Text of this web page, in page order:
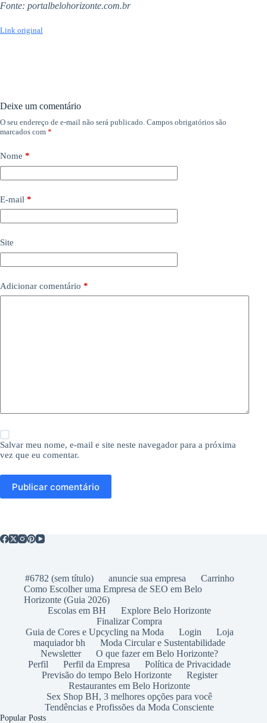
Fonte: portalbelohorizonte.com.br
Link original
Deixe um comentário
O seu endereço de e-mail não será publicado. Campos obrigatórios são
marcados com *
Nome *
E-mail *
Site
Adicionar comentário *
Salvar meu nome, e-mail e site neste navegador para a próxima
vez que eu comentar.
Publicar comentário
#6782 (sem título) anuncie sua empresa
Carrinho
Como Escolher uma Empresa de SEO em Belo
Horizonte (Guia 2026)
Escolas em BH
Explore Belo Horizonte
Finalizar Compra
Guia de Cores e Upcycling na Moda
Login
Loja
maquiador bh
Moda Circular e Sustentabilidade
Newsletter
O que fazer em Belo Horizonte?
Perfil
Perfil da Empresa
Política de Privacidade
Previsão do tempo Belo Horizonte
Register
Restaurantes em Belo Horizonte
Sex Shop BH, 3 melhores opções para você
Tendências e Profissões da Moda Consciente
Popular Posts